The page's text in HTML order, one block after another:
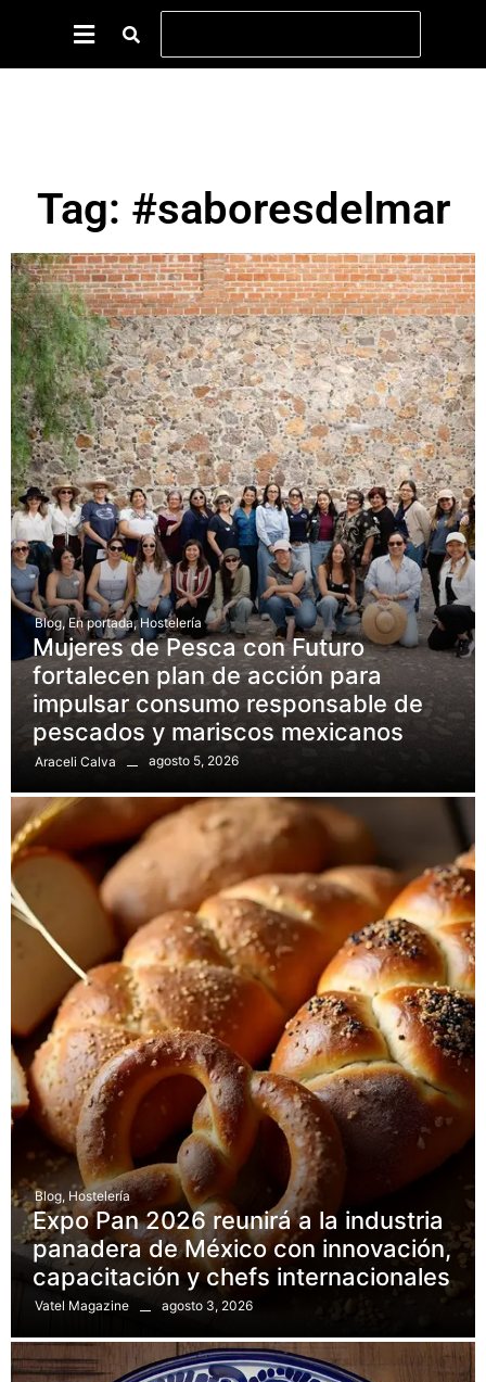
Tag: #saboresdelmar
Blog, En portada, Hostelería
Mujeres de Pesca con Futuro
fortalecen plan de acción para
impulsar consumo responsable de
pescados y mariscos mexicanos
Araceli Calva agosto 5, 2026
Blog, Hostelería
Expo Pan 2026 reunirá a la industria
panadera de México con innovación,
capacitación y chefs internacionales
Vatel Magazine agosto 3, 2026